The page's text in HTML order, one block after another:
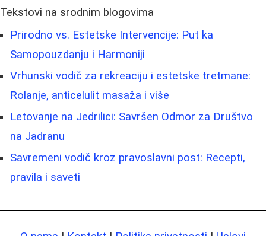
Tekstovi na srodnim blogovima
Prirodno vs. Estetske Intervencije: Put ka
Samopouzdanju i Harmoniji
Vrhunski vodič za rekreaciju i estetske tretmane:
Rolanje, anticelulit masaža i više
Letovanje na Jedrilici: Savršen Odmor za Društvo
na Jadranu
Savremeni vodič kroz pravoslavni post: Recepti,
pravila i saveti